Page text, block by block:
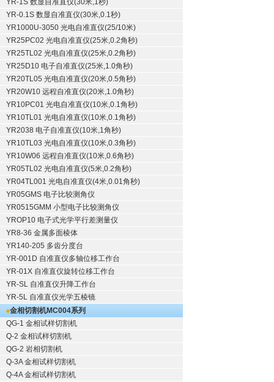
YR-1S 数显自准直仪(30米,1秒)
YR-0.1S 数显自准直仪(30米,0.1秒)
YR1000U-3050 光电自准直仪(25/10米)
YR25PC02 光电自准直仪(25米,0.2角秒)
YR25TL02 光电自准直仪(25米,0.2角秒)
YR25D10 电子自准直仪(25米,1.0角秒)
YR20TL05 光电自准直仪(20米,0.5角秒)
YR20W10 远程自准直仪(20米,1.0角秒)
YR10PC01 光电自准直仪(10米,0.1角秒)
YR10TL01 光电自准直仪(10米,0.1角秒)
YR2038 电子自准直仪(10米,1角秒)
YR10TL03 光电自准直仪(10米,0.3角秒)
YR10W06 远程自准直仪(10米,0.6角秒)
YR05TL02 光电自准直仪(5米,0.2角秒)
YR04TL001 光电自准直仪(4米,0.01角秒)
YR05GMS 电子比较测角仪
YR0515GMM 小型电子比较测角仪
YROP10 电子式光学平行差测量仪
YR8-36 金属多面棱体
YR140-205 多齿分度台
YR-001D 自准直仪多轴位移工作台
YR-01X 自准直仪旋转位移工作台
YR-SL 自准直仪升降工作台
YR-5L 自准直仪光学五棱镜
金相切割机MC004系列
QG-1 金相试样切割机
Q-2 金相试样切割机
QG-2 岩相切割机
Q-3A 金相试样切割机
Q-4A 金相试样切割机